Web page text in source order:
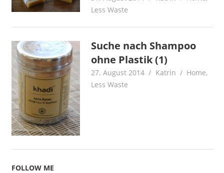
Less Waste
Suche nach Shampoo
ohne Plastik (1)
27. August 2014 Katrin Home,
Less Waste
FOLLOW ME